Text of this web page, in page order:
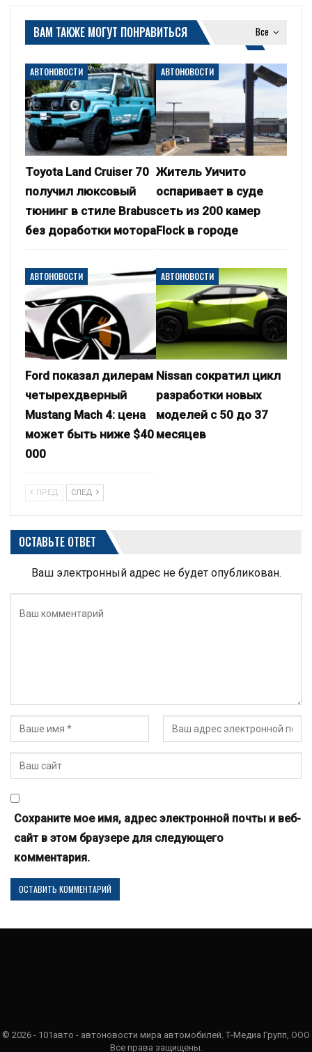
Все
ВАМ ТАКЖЕ МОГУТ ПОНРАВИТЬСЯ
АВТОНОВОСТИ
Toyota Land Cruiser 70
получил люксовый
тюнинг в стиле Brabus
без доработки мотора
АВТОНОВОСТИ
Житель Уичито
оспаривает в суде
сеть из 200 камер
Flock в городе
АВТОНОВОСТИ
Ford показал дилерам
четырехдверный
Mustang Mach 4: цена
может быть ниже $40
000
АВТОНОВОСТИ
Nissan сократил цикл
разработки новых
моделей с 50 до 37
месяцев
ПРЕД СЛЕД
ОСТАВЬТЕ ОТВЕТ
Ваш электронный адрес не будет опубликован.
Сохраните мое имя, адрес электронной почты и веб-
сайт в этом браузере для следующего
комментария.
© 2026 - 101авто - автоновости мира автомобилей. Т-Медиа Групп, ООО
Все права защищены.